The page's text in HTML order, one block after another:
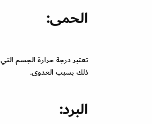
الحمى:
ذلك بسبب العدوى.
البرد: